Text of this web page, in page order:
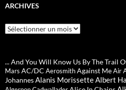
ARCHIVES
Archives
... And You Will Know Us By The Trail
Mars AC/DC AerosmithAgainst MeAir
JohannesAlanis MorissetteAlbert